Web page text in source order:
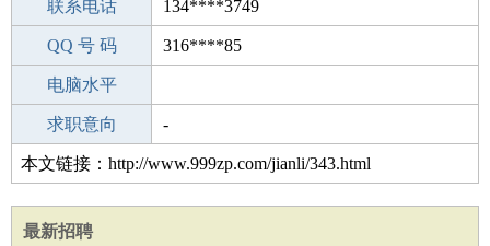
期望月薪
联系电话 134****3749
手机号码 134****3749
QQ 号 码 316****85
微信号码
电脑水平
外语水平
求职意向 -
本文链接：http://www.999zp.com/jianli/343.html
最新招聘